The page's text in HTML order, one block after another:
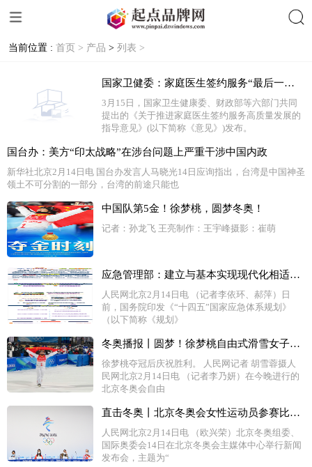
当前位置 : 首页 > 产品 > 列表 >
国家卫健委：家庭医生签约服务“最后一公里”有望打通
3月15日，国家卫生健康委、财政部等六部门共同
提出的《关于推进家庭医生签约服务高质量发展的
指导意见》(以下简称《意见》)发布。
国台办：美方“印太战略”在涉台问题上严重干涉中国内政
新华社北京2月14日电 国台办发言人马晓光14日应询指出，台湾是中国神圣
领土不可分割的一部分，台湾的前途只能也
中国队第5金！徐梦桃，圆梦冬奥！
记者：孙龙飞 王亮制作：王宇峰摄影：崔萌
应急管理部：建立与基本实现现代化相适应的中国特色大国应急体系
人民网北京2月14日电 （记者李依环、郝萍）日
前，国务院印发《“十四五”国家应急体系规划》
（以下简称《规划》
冬奥播报丨圆梦！徐梦桃自由式滑雪女子空中技巧摘金
徐梦桃夺冠后庆祝胜利。 人民网记者 胡雪蓉摄人
民网北京2月14日电 （记者李乃妍）在今晚进行的
北京冬奥会自由
直击冬奥丨北京冬奥会女性运动员参赛比例、参与项目均达到历届之最
人民网北京2月14日电 （欧兴荣）北京冬奥组委、
国际奥委会14日在北京冬奥会主媒体中心举行新闻
发布会，主题为“